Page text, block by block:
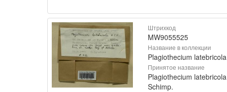
Штрихкод
MW9055525
Название в коллекции
Plagiothecium latebricola
Принятое название
Plagiothecium latebricola
Schimp.